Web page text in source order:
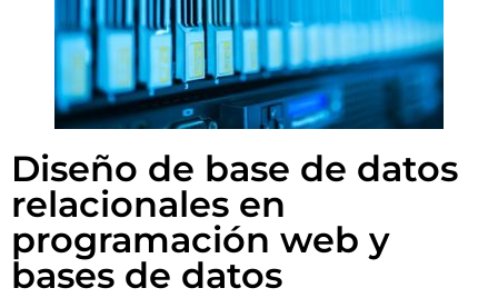
Diseño de base de datos
relacionales en
programación web y
bases de datos